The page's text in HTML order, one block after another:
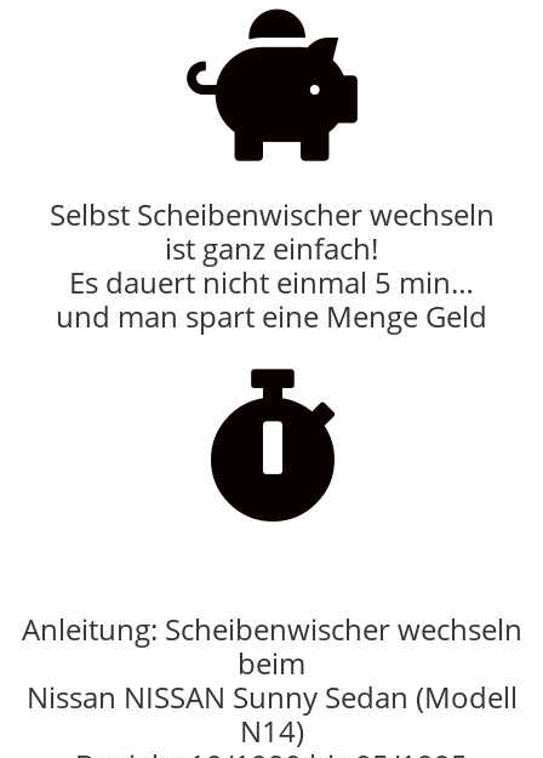

Selbst Scheibenwischer wechseln
ist ganz einfach!
Es dauert nicht einmal 5 min…
und man spart eine Menge Geld

Anleitung: Scheibenwischer wechseln
beim
Nissan NISSAN Sunny Sedan (Modell
N14)